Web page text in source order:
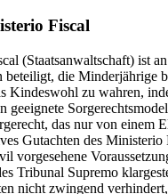
Fiscal
(Staatsanwaltschaft) ist
beteiligt, die Minderjährige
Kindeswohl zu wahren,
geeignete
das nur von einem
Gutachten des
vorgesehene
Tribunal Supremo
nicht zwingend